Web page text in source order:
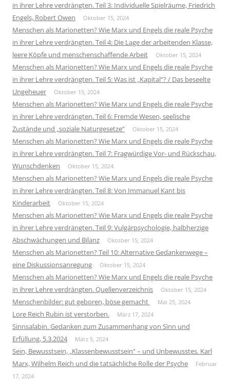
in ihrer Lehre verdrängten. Teil 3: Individuelle Spielräume, Friedrich
Engels, Robert Owen
Oktober 15, 2024
Menschen als Marionetten? Wie Marx und Engels die reale Psyche
in ihrer Lehre verdrängten. Teil 4: Die Lage der arbeitenden Klasse,
leere Köpfe und menschenschaffende Arbeit
Oktober 15, 2024
Menschen als Marionetten? Wie Marx und Engels die reale Psyche
in ihrer Lehre verdrängten. Teil 5: Was ist „Kapital“? / Das beseelte
Ungeheuer
Oktober 15, 2024
Menschen als Marionetten? Wie Marx und Engels die reale Psyche
in ihrer Lehre verdrängten. Teil 6: Fremde Wesen, seelische
Zustände und „soziale Naturgesetze“
Oktober 15, 2024
Menschen als Marionetten? Wie Marx und Engels die reale Psyche
in ihrer Lehre verdrängten. Teil 7: Fragwürdige Vor- und Rückschau,
Wunschdenken
Oktober 15, 2024
Menschen als Marionetten? Wie Marx und Engels die reale Psyche
in ihrer Lehre verdrängten. Teil 8: Von Immanuel Kant bis
Kinderarbeit
Oktober 15, 2024
Menschen als Marionetten? Wie Marx und Engels die reale Psyche
in ihrer Lehre verdrängten. Teil 9: Vulgärpsychologie, halbherzige
Abschwächungen und Bilanz
Oktober 15, 2024
Menschen als Marionetten? Teil 10: Alternative Gedankenwege –
eine Diskussionsanregung
Oktober 15, 2024
Menschen als Marionetten? Wie Marx und Engels die reale Psyche
in ihrer Lehre verdrängten. Quellenverzeichnis
Oktober 15, 2024
Menschenbilder: gut geboren, böse gemacht Mai 25, 2024
Lore Reich Rubin ist verstorben. März 17, 2024
Sinnsalabin. Gedanken zum Zusammenhang von Sinn und
Erfüllung, 5.3.2024
März 5, 2024
Sein, Bewusstsein, „Klassenbewusstsein“ – und Unbewusstes. Karl
Marx, Wilhelm Reich und die tatsächliche Rolle der Psyche
Februar
17, 2024